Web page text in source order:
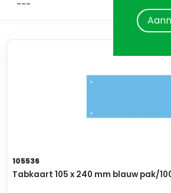
105536
Tabkaart 105 x 240 mm blauw pak/